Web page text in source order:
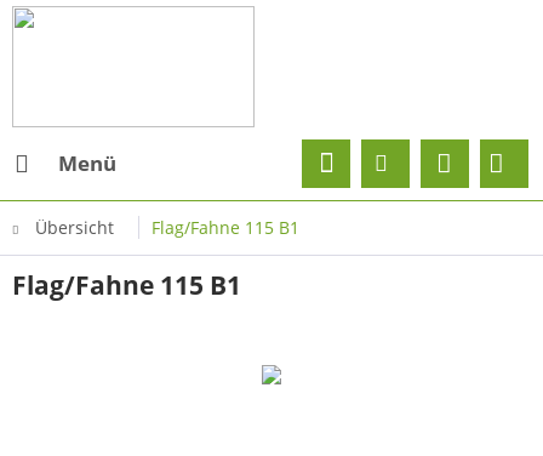
Menü
Übersicht Flag/Fahne 115 B1
Flag/Fahne 115 B1